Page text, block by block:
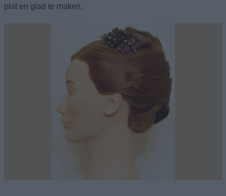
plat en glad te maken.